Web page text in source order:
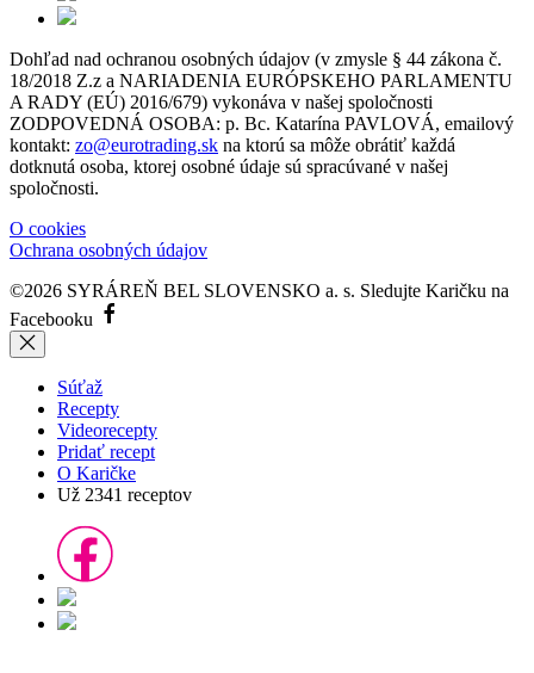
Dohľad nad ochranou osobných údajov (v zmysle § 44 zákona č.
18/2018 Z.z a NARIADENIA EURÓPSKEHO PARLAMENTU
A RADY (EÚ) 2016/679) vykonáva v našej spoločnosti
ZODPOVEDNÁ OSOBA: p. Bc. Katarína PAVLOVÁ, emailový
kontakt: zo@eurotrading.sk na ktorú sa môže obrátiť každá
dotknutá osoba, ktorej osobné údaje sú spracúvané v našej
spoločnosti.
O cookies
Ochrana osobných údajov
©2026 SYRÁREŇ BEL SLOVENSKO a. s. Sledujte Karičku na
Facebooku
Súťaž
Recepty
Videorecepty
Pridať recept
O Karičke
Už 2341 receptov